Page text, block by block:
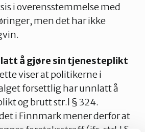
i overensstemmelse med
men det har ikke
å gjøre sin tjenesteplikt
viser at politikerne i
forsettlig har unnlatt å
og brutt str.l § 324.
i Finnmark mener derfor at